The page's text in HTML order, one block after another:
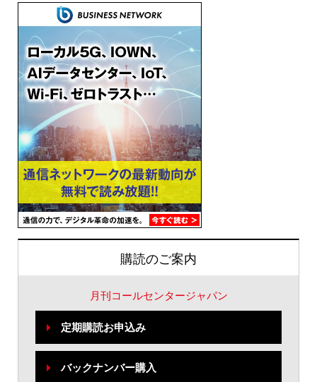
購読のご案内
月刊コールセンタージャパン
定期購読お申込み
バックナンバー購入